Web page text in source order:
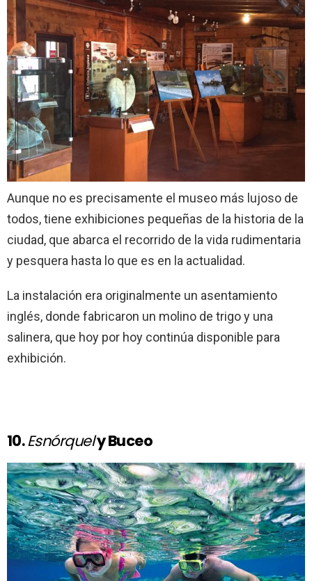
Aunque no es precisamente el museo más lujoso de
todos, tiene exhibiciones pequeñas de la historia de la
ciudad, que abarca el recorrido de la vida rudimentaria
y pesquera hasta lo que es en la actualidad.
La instalación era originalmente un asentamiento
inglés, donde fabricaron un molino de trigo y una
salinera, que hoy por hoy continúa disponible para
exhibición.
10.Esnórquely Buceo